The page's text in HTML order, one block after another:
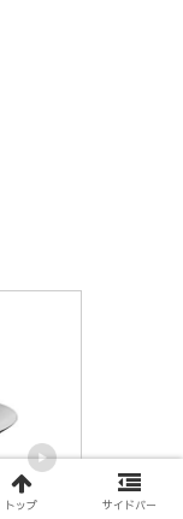
トップ サイドバー